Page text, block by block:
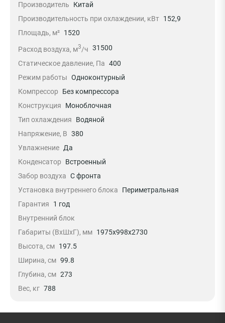
Производитель
Китай
Производительность при охлаждении, кВт 152,9
Площадь, м² 1520
Расход воздуха, м3/ч 31500
Статическое давление, Па 400
Режим работы Одноконтурный
Компрессор
Без компрессора
Конструкция
Моноблочная
Тип охлаждения
Водяной
Напряжение, В 380
Увлажнение Да
Конденсатор
Встроенный
Забор воздуха С фронта
Установка внутреннего блока
Периметральная
Гарантия
1 год
Внутренний блок
Габариты (ВхШхГ), мм 1975x998x2730
Высота, см 197.5
Ширина, см 99.8
Глубина, см 273
Вес, кг 788